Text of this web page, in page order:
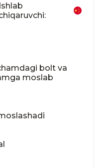
Ishlab
bolt va
moslab